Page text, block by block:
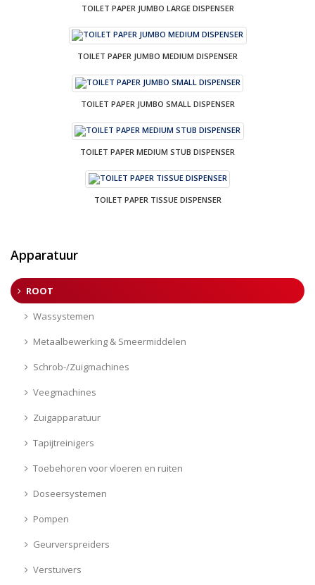
TOILET PAPER JUMBO LARGE DISPENSER
TOILET PAPER JUMBO MEDIUM DISPENSER
TOILET PAPER JUMBO SMALL DISPENSER
TOILET PAPER MEDIUM STUB DISPENSER
TOILET PAPER TISSUE DISPENSER
Apparatuur
ROOT
Wassystemen
Metaalbewerking & Smeermiddelen
Schrob-/Zuigmachines
Veegmachines
Zuigapparatuur
Tapijtreinigers
Toebehoren voor vloeren en ruiten
Doseersystemen
Pompen
Geurverspreiders
Verstuivers